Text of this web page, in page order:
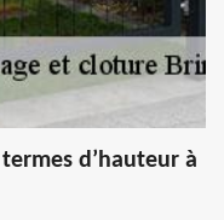
d’hauteur à